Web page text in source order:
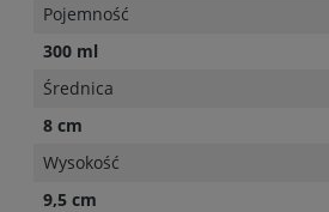
Pojemność
300 ml
Średnica
8 cm
Wysokość
9,5 cm